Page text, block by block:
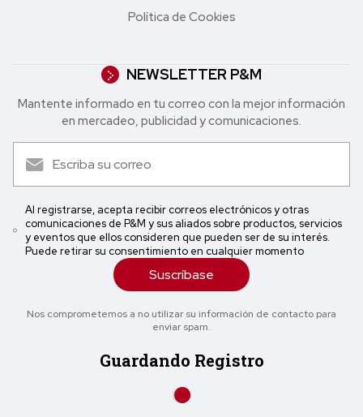
Política de Cookies
NEWSLETTER P&M
Mantente informado en tu correo con la mejor in formación
en mercadeo, publicidad y comunicaciones.
Al registrarse, acepta recibir correos electrónicos y otras
comunicaciones de P&M y sus aliados sobre productos, servicios
y eventos que ellos consideren que pueden ser de su interés.
Puede retirar su consentimiento en cualquier momento
Suscríbase
Nos comprometemos a no utilizar su información de contacto para
enviar spam.
Guardando Registro